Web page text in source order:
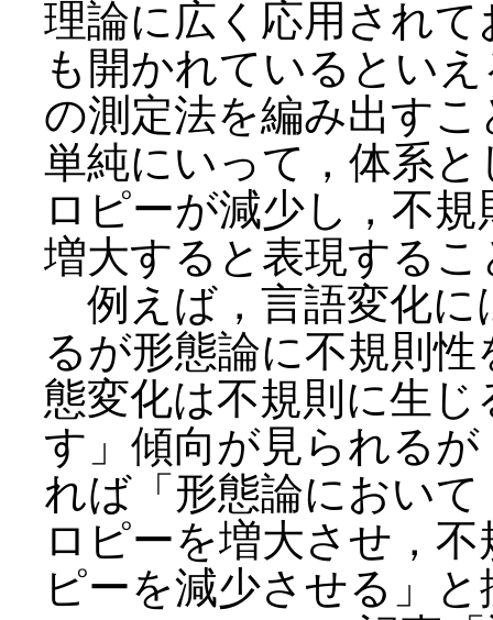
理論に広く応用され
も開かれているとい
の測定法を編み出す
単純にいって，体系
ロピーが減少し，不
増大すると表現する
例えば，言語変化に
るが形態論に不規則
態変化は不規則に生
す」傾向が見られる
れば「形態論におい
ロピーを増大させ，
ピーを減少させる」